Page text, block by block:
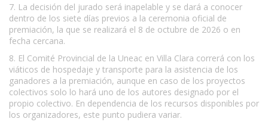
7. La decisión del jurado será inapelable y se dará a conocer
dentro de los siete días previos a la ceremonia oficial de
premiación, la que se realizará el 8 de octubre de 2026 o en
fecha cercana.
8. El Comité Provincial de la Uneac en Villa Clara correrá con los
viáticos de hospedaje y transporte para la asistencia de los
ganadores a la premiación, aunque en caso de los proyectos
colectivos solo lo hará uno de los autores designado por el
propio colectivo. En dependencia de los recursos disponibles por
los organizadores, este punto pudiera variar.